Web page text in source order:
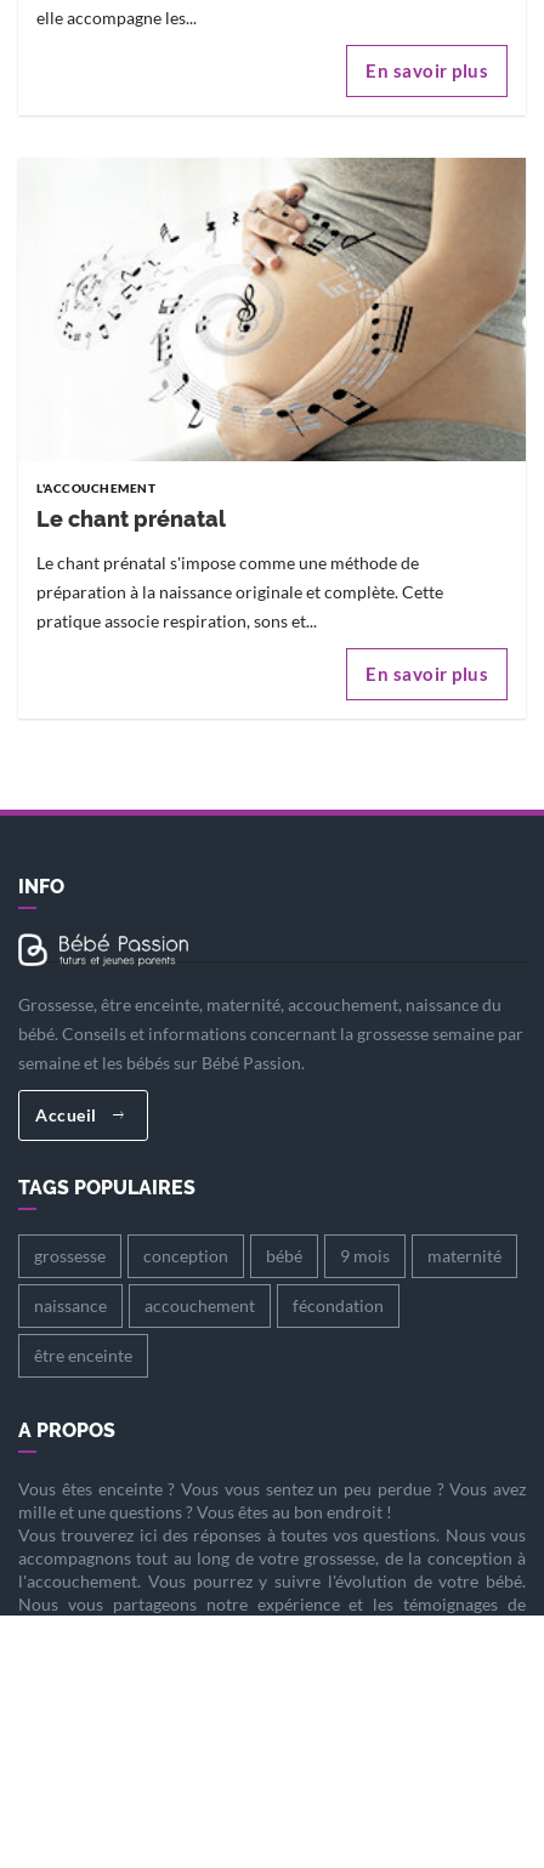
elle accompagne les...
En savoir plus
L'ACCOUCHEMENT
Le chant prénatal
Le chant prénatal s'impose comme une méthode de
préparation à la naissance originale et complète. Cette
pratique associe respiration, sons et...
En savoir plus
INFO
Grossesse, être enceinte, maternité, accouchement, naissance du
bébé. Conseils et informations concernant la grossesse semaine par
semaine et les bébés sur Bébé Passion.
Accueil
TAGS POPULAIRES
grossesse conception bébé 9 mois maternité
naissance accouchement fécondation
être enceinte
A PROPOS
Vous êtes enceinte? Vous vous sentez un peu perdue ? Vous avez
mille et une questions ? Vous êtes au bon endroit !
Vous trouverez ici des réponses à toutes vos questions. Nous vous
accompagnons tout au long de votre grossesse, de la conception à
l'accouchement. Vous pourrez y suivre l'évolution de votre bébé.
Nous vous partageons notre expérience et les témoignages de